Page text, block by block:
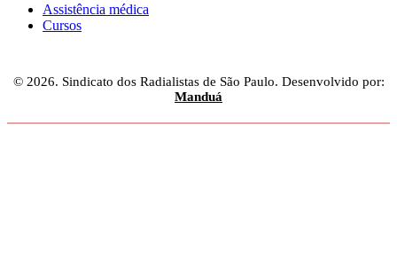
Assistência médica
Cursos
© 2026. Sindicato dos Radialistas de São Paulo. Desenvolvido por:
Manduá